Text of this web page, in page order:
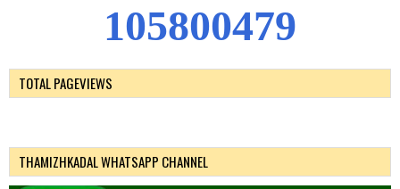
105800479
TOTAL PAGEVIEWS
THAMIZHKADAL WHATSAPP CHANNEL